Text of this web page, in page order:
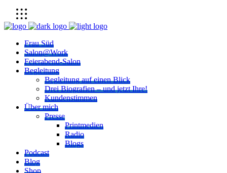
Frau Süd
Salon@Work
Feierabend-Salon
Begleitung
Begleitung auf einen Blick
Drei Biografien – und jetzt Ihre!
Kundenstimmen
Über mich
Presse
Printmedien
Radio
Blogs
Podcast
Blog
Shop